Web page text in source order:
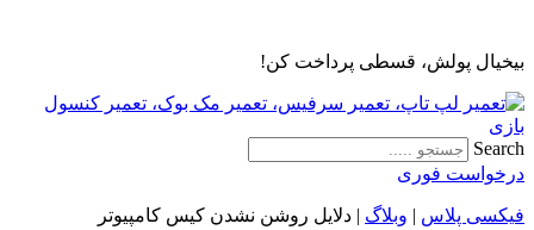
محتوا
بیخیال پولش، قسطی پرداخت کن!
Search
درخواست فوری
فیکسی پلاس | وبلاگ | دلایل روشن نشدن کیس کامپیوتر